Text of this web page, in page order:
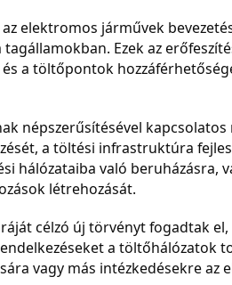
Ezek az
a töltőpontok
a töltési infrastruktúra
hálózataiba való beruházásra,
létrehozását.
a töltőhálózatok
vagy más intézkedésekre